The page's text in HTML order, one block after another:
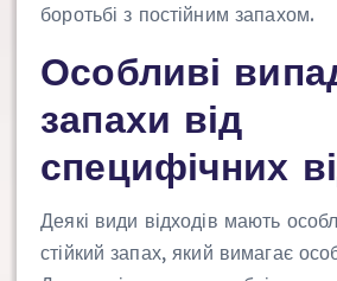
боротьбі з постійним запахом.
Особливі
запахи від
специфічних
Деякі види відходів мають
стійкий запах, який вимагає